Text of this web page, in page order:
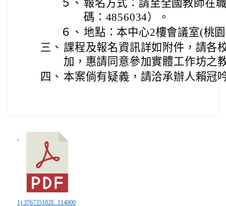
５、 報名方式：請至全國教師在
碼：4856034）。
６、 地點：本中心2樓會議室(桃
三、 課程及報名資訊詳如附件，請各
加，惠請同意參加實體工作坊之
四、 本案倘有疑義，請洽承辦人賴冠
1) 376735102E_114000